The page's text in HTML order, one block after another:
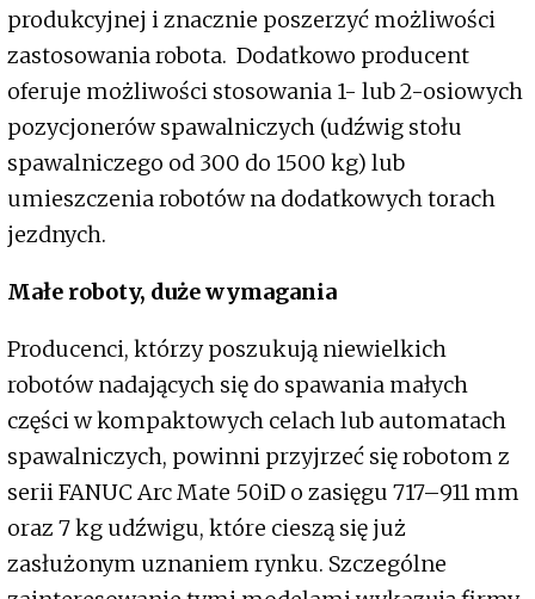
produkcyjnej i znacznie poszerzyć możliwości
zastosowania robota. Dodatkowo producent
oferuje możliwości stosowania 1- lub 2-osiowych
pozycjonerów spawalniczych (udźwig stołu
spawalniczego od 300 do 1500 kg) lub
umieszczenia robotów na dodatkowych torach
jezdnych.
Małe roboty, duże wymagania
Producenci, którzy poszukują niewielkich
robotów nadających się do spawania małych
części w kompaktowych celach lub automatach
spawalniczych, powinni przyjrzeć się robotom z
serii FANUC Arc Mate 50iD o zasięgu 717–911 mm
oraz 7 kg udźwigu, które cieszą się już
zasłużonym uznaniem rynku. Szczególne